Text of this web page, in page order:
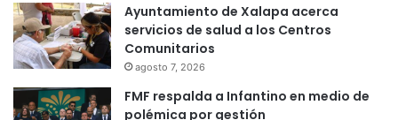
Ayuntamiento de Xalapa acerca
servicios de salud a los Centros
Comunitarios
agosto 7, 2026
FMF respalda a Infantino en medio de
polémica por gestión